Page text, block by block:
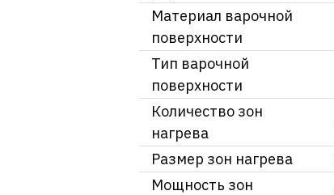
Материал варочной
поверхности
Тип варочной
поверхности
Количество зон
нагрева
Размер зон нагрева
Мощность зон